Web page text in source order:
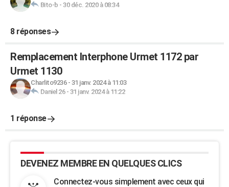
Bito-b - 30 déc. 2020 à 08:34
8 réponses
Remplacement Interphone Urmet 1172 par
Urmet 1130
Charlito9236- 31 janv. 2024 à 11:03
Daniel 26- 31 janv. 2024 à 11:22
1 réponse
DEVENEZ MEMBRE EN QUELQUES CLICS
Connectez-vous simplement avec ceux qui